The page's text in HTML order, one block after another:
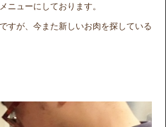
ニューにしております。
すが、今また新しいお肉を探している